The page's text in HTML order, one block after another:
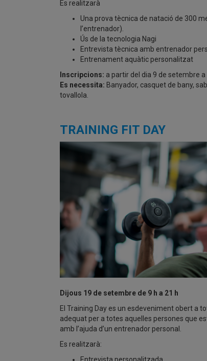
Es realitzarà
Una prova tècnica de natació de 300
l’entrenador).
Ús de la tecnologia Nagi
Entrevista tècnica amb entrenador
Entrenament aquàtic personalitzat
Inscripcions: a partir del dia 9 de setembre a
Es necessita: Banyador, casquet de bany,
tovallola.
TRAINING FIT DAY
Dijous 19 de setembre de 9 h a 21 h
El Training Day es un esdeveniment obert a
adequat per a totes aquelles persones que
amb l’ajuda d’un entrenador personal.
Es realitzarà:
Entrevista personalitzada